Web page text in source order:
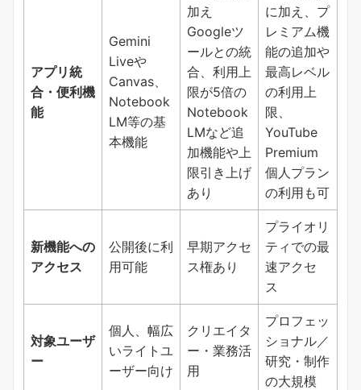
アプリ統
合・便利機
能
Gemini
Liveや
Canvas、
Notebook
LM等の基
本機能
加え
Googleツ
ールとの統
合、利用上
限が5倍の
Notebook
LMなど追
加機能や上
限引き上げ
あり
に加え、プ
レミアム機
能の追加や
最高レベル
の利用上
限、
YouTube
Premium
個人プラン
の利用も可
新機能への
アクセス
公開後に利
用可能
早期アクセ
ス権あり
プライオリ
ティでの最
速アクセ
ス
対象ユーザ
ー
個人、幅広
いライトユ
ーザー向け
クリエイタ
ー・業務活
用
プロフェッ
ショナル／
研究・制作
の大規模